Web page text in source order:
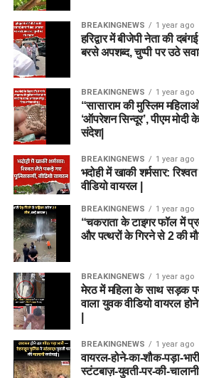
BREAKINGNEWS 1 year ago
हरिद्वार में बीजेपी नेता की
बरसे अपशब्द, चुप्पी पर उठे
BREAKINGNEWS 1 year ago
“सासाराम की मुस्लिम
‘ऑपरेशन सिन्दूर’, पीएम मोदी
संदेश|
BREAKINGNEWS 1 year ago
भदोही में खाकी शर्मसार:
वीडियो वायरल |
BREAKINGNEWS 1 year ago
“चकराता के टाइगर फॉल में
और पत्थरों के गिरने से 2 की
BREAKINGNEWS 1 year ago
मेरठ में महिला के साथ सड़क
वाला युवक वीडियो वायरल
BREAKINGNEWS 1 year ago
वायरल-होने-का-शौक-पड़ा-
स्टंटबाज़-युवती-पर-की-चालानी-